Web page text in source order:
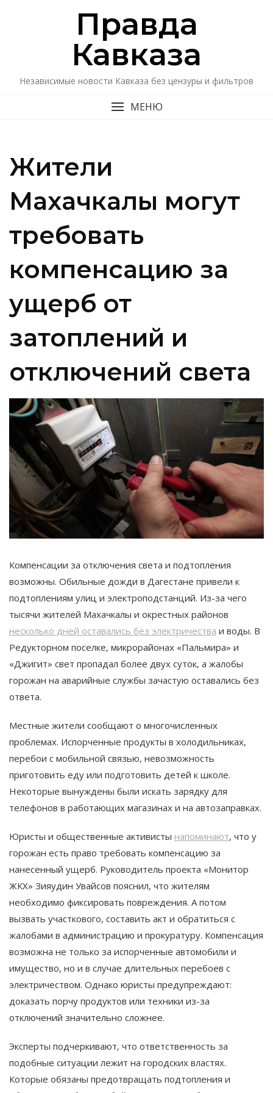
Правда
Кавказa
Независимые новости Кавказа без цензуры и фильтров
МЕНЮ
Жители
Махачкалы могут
требовать
компенсацию за
ущерб от
затоплений и
отключений света
Компенсации за отключения света и подтопления
возможны. Обильные дожди в Дагестане привели к
подтоплениям улиц и электроподстанций. Из-за чего
тысячи жителей Махачкалы и окрестных районов
несколько дней оставались без электричества и воды. В
Редукторном поселке, микрорайонах «Пальмира» и
«Джигит» свет пропадал более двух суток, а жалобы
горожан на аварийные службы зачастую оставались без
ответа.
Местные жители сообщают о многочисленных
проблемах. Испорченные продукты в холодильниках,
перебои с мобильной связью, невозможность
приготовить еду или подготовить детей к школе.
Некоторые вынуждены были искать зарядку для
телефонов в работающих магазинах и на автозаправках.
Юристы и общественные активисты напоминают, что у
горожан есть право требовать компенсацию за
нанесенный ущерб. Руководитель проекта «Монитор
ЖКХ» Зияудин Увайсов пояснил, что жителям
необходимо фиксировать повреждения. А потом
вызвать участкового, составить акт и обратиться с
жалобами в администрацию и прокуратуру. Компенсация
возможна не только за испорченные автомобили и
имущество, но и в случае длительных перебоев с
электричеством. Однако юристы предупреждают:
доказать порчу продуктов или техники из-за
отключений значительно сложнее.
Эксперты подчеркивают, что ответственность за
подобные ситуации лежит на городских властях.
Которые обязаны предотвращать подтопления и